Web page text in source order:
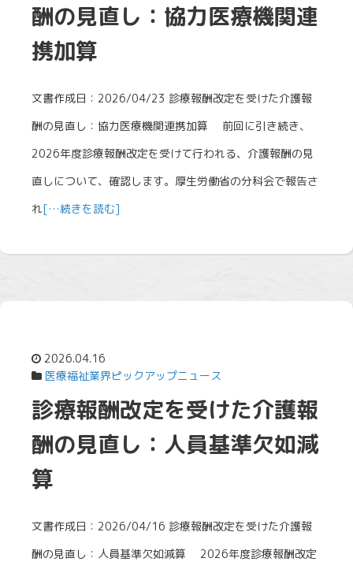
酬の見直し：協力医療機関連
携加算
文書作成日：2026/04/23 診療報酬改定を受けた介護報
酬の見直し：協力医療機関連携加算 前回に引き続き、
2026年度診療報酬改定を受けて行われる、介護報酬の見
直しについて、確認します。厚生労働省の分科会で報告さ
れ[…続きを読む]
2026.04.16
医療福祉業界ピックアップニュース
診療報酬改定を受けた介護報
酬の見直し：人員基準欠如減
算
文書作成日：2026/04/16 診療報酬改定を受けた介護報
酬の見直し：人員基準欠如減算 2026年度診療報酬改定